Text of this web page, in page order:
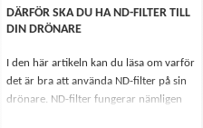
DÄRFÖR SKA DU HA ND-FILTER TILL
DIN DRÖNARE
I den här artikeln kan du läsa om varför
det är bra att använda ND-filter på sin
drönare. ND-filter fungerar nämligen